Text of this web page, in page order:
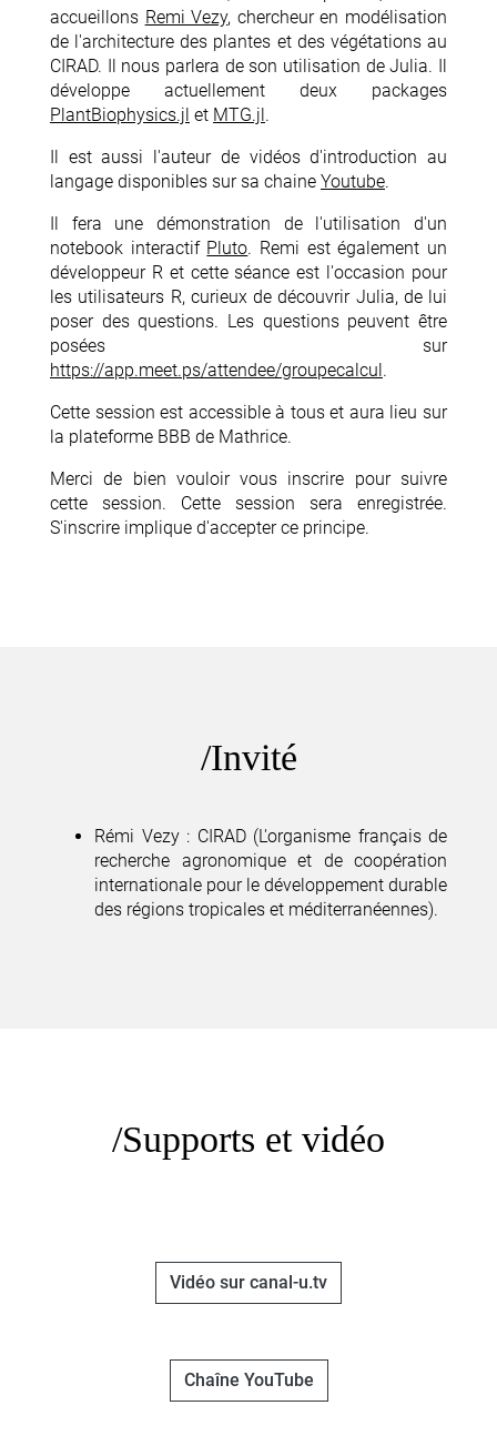
accueillons Remi Vezy, chercheur en modélisation
de l'architecture des plantes et des végétations au
CIRAD. Il nous parlera de son utilisation de Julia. Il
développe actuellement deux packages
PlantBiophysics.jl et MTG.jl.
Il est aussi l'auteur de vidéos d'introduction au
langage disponibles sur sa chaine Youtube.
Il fera une démonstration de l'utilisation d'un
notebook interactif Pluto. Remi est également un
développeur R et cette séance est l'occasion pour
les utilisateurs R, curieux de découvrir Julia, de lui
poser des questions. Les questions peuvent être
posées sur
https://app.meet.ps/attendee/groupecalcul.
Cette session est accessible à tous et aura lieu sur
la plateforme BBB de Mathrice.
Merci de bien vouloir vous inscrire pour suivre
cette session. Cette session sera enregistrée.
S'inscrire implique d'accepter ce principe.
Invité
Rémi Vezy : CIRAD (L'organisme français de
recherche agronomique et de coopération
internationale pour le développement durable
des régions tropicales et méditerranéennes).
Supports et vidéo
Vidéo sur canal-u.tv
Chaîne YouTube